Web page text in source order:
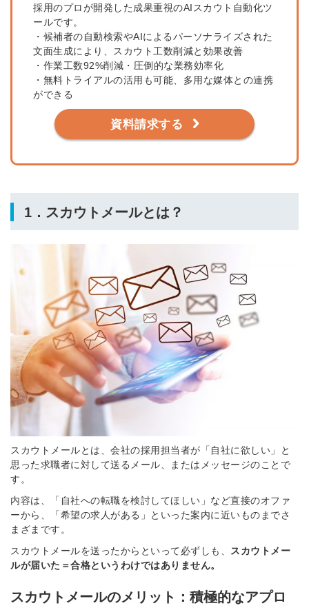
採用のプロが開発した成果重視のAIスカウト自動化ツ
ールです。
・候補者の自動検索やAIによるパーソナライズされた
文面生成により、スカウト工数削減と効果改善
・作業工数92%削減・圧倒的な業務効率化
・無料トライアルの活用も可能、多用な媒体との連携
ができる
資料請求する
1．スカウトメールとは？
スカウトメールとは、会社の採用担当者が「自社に欲しい」と
思った求職者に対して送るメール、またはメッセージのことで
す。
内容は、「自社への転職を検討してほしい」など直接のオファ
ーから、「希望の求人がある」といった案内に近いものまでさ
まざまです。
スカウトメールを送ったからといって必ずしも、
スカウトメー
ルが届いた＝合格というわけではありません。
スカウトメールのメリット：積極的なアプロ